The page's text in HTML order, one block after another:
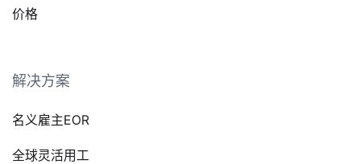
价格
解决方案
名义雇主EOR
全球灵活用工